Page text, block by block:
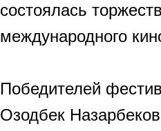
состоялась
международного
Победителей
Озодбек